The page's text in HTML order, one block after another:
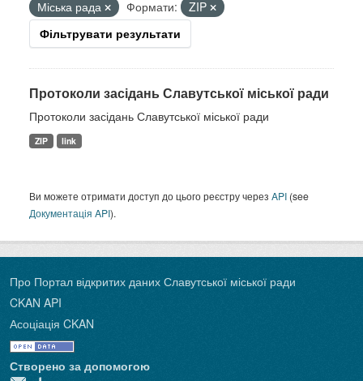
Міська рада
Формати:
ZIP
Фільтрувати результати
Протоколи засідань Славутської міської ради
Протоколи засідань Славутської міської ради
ZIP link
Ви можете отримати доступ до цього реєстру через API (see
Документація API).
Про Портал відкритих даних Славутської міської ради
CKAN API
Асоціація CKAN
Створено за допомогою